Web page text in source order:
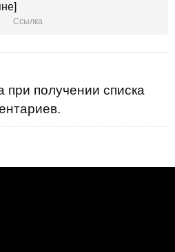
Ссылка
получении списка